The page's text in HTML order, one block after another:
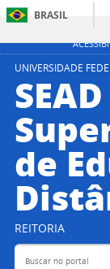
BRASIL
UNIVERSIDADE
de
REITORIA
Buscar no portal